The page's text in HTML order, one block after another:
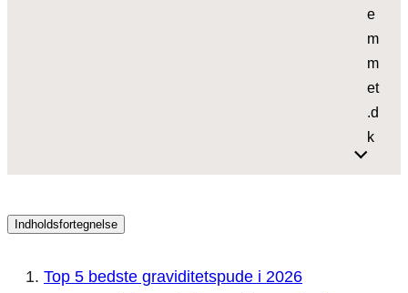
e
m
m
et
.d
k
Indholdsfortegnelse
Top 5 bedste graviditetspude i 2026